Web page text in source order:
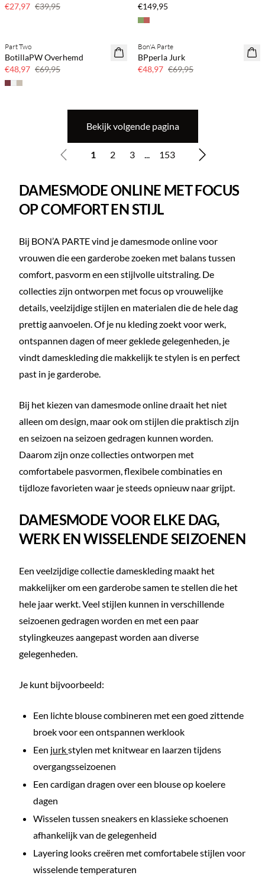
€27,97 €39,95
€149,95
SAVE20
Part Two
BotillaPW Overhemd
€48,97 €69,95
SAVE20
30% korting
Bon'A Parte
BPperla Jurk
€48,97 €69,95
Bekijk volgende pagina
1 2 3 ... 153
DAMESMODE ONLINE MET FOCUS
OP COMFORT EN STIJL
Bij BON’A PARTE vind je damesmode online voor
vrouwen die een garderobe zoeken met balans tussen
comfort, pasvorm en een stijlvolle uitstraling. De
collecties zijn ontworpen met focus op vrouwelijke
details, veelzijdige stijlen en materialen die de hele dag
prettig aanvoelen. Of je nu kleding zoekt voor werk,
ontspannen dagen of meer geklede gelegenheden, je
vindt dameskleding die makkelijk te stylen is en perfect
past in je garderobe.
Bij het kiezen van damesmode online draait het niet
alleen om design, maar ook om stijlen die praktisch zijn
en seizoen na seizoen gedragen kunnen worden.
Daarom zijn onze collecties ontworpen met
comfortabele pasvormen, flexibele combinaties en
tijdloze favorieten waar je steeds opnieuw naar grijpt.
DAMESMODE VOOR ELKE DAG,
WERK EN WISSELENDE SEIZOENEN
Een veelzijdige collectie dameskleding maakt het
makkelijker om een garderobe samen te stellen die het
hele jaar werkt. Veel stijlen kunnen in verschillende
seizoenen gedragen worden en met een paar
stylingkeuzes aangepast worden aan diverse
gelegenheden.
Je kunt bijvoorbeeld:
Een lichte blouse combineren met een goed zittende
broek voor een ontspannen werklook
Een jurkstylen met knitwear en laarzen tijdens
overgangsseizoenen
Een cardigan dragen over een blouse op koelere
dagen
Wisselen tussen sneakers en klassieke schoenen
afhankelijk van de gelegenheid
Layering looks creëren met comfortabele stijlen voor
wisselende temperaturen